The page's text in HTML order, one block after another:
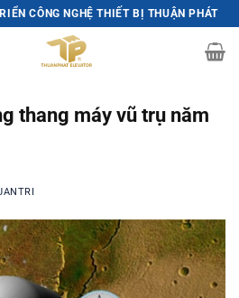
CÔNG NGHỆ THIẾT BỊ THUẬN PHÁT
thang máy vũ trụ năm